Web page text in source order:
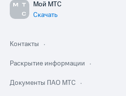
Мой МТС
Скачать
Контакты
Раскрытие информации
Документы ПАО МТС